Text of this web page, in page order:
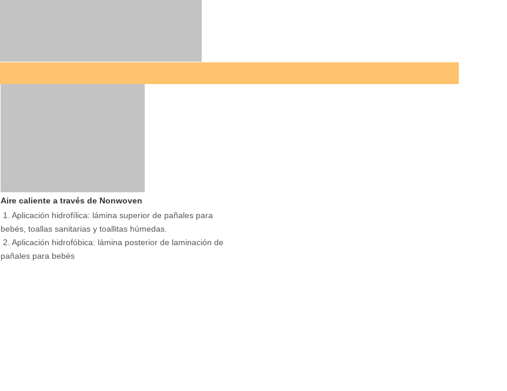
Aire caliente a través de Nonwoven
1. Aplicación hidrofílica: lámina superior de pañales para
bebés, toallas sanitarias y toallitas húmedas.
2. Aplicación hidrofóbica: lámina posterior de laminación de
pañales para bebés